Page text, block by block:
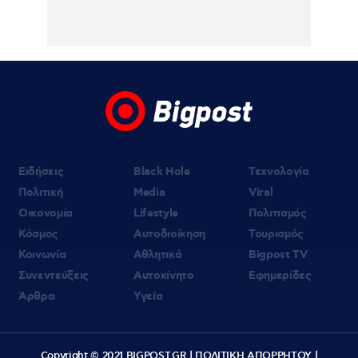
Ειδήσεις
Πολιτική
Οικονομία
Κόσμος
Κοινωνία
Συνεντεύξεις
Άρθρα
Black Hole
Media
Lifestyle
Αυτοδιοίκηση
Αθλητικά
Αυτοκίνητο
Υγεία
Τεχνολογία
Viral
Πολιτισμός
Τουρισμός
Bigpost TV
Εφημερίδες
Copyright © 2021 BIGPOST.GR | ΠΟΛΙΤΙΚΗ ΑΠΟΡΡΗΤΟΥ|